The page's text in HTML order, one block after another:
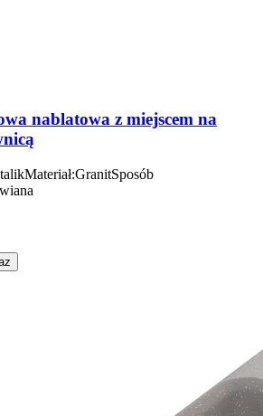
nablatowa z miejscem na
Materiał:GranitSposób